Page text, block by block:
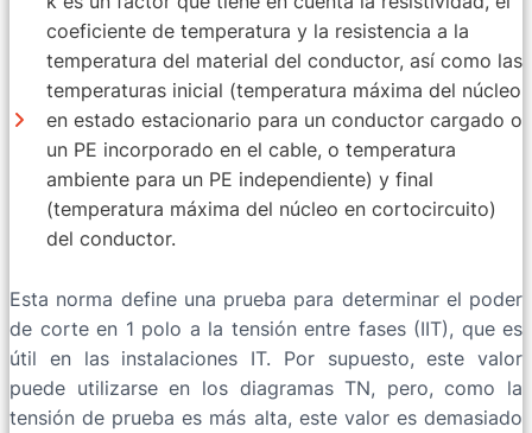
coeficiente de temperatura y la resistencia a la
temperatura del material del conductor, así como las
temperaturas inicial (temperatura máxima del núcleo
en estado estacionario para un conductor cargado o
un PE incorporado en el cable, o temperatura
ambiente para un PE independiente) y final
(temperatura máxima del núcleo en cortocircuito)
del conductor.
Esta norma define una prueba para determinar el poder
de corte en 1 polo a la tensión entre fases (IIT), que es
útil en las instalaciones IT. Por supuesto, este valor
puede utilizarse en los diagramas TN, pero, como la
tensión de prueba es más alta, este valor es demasiado